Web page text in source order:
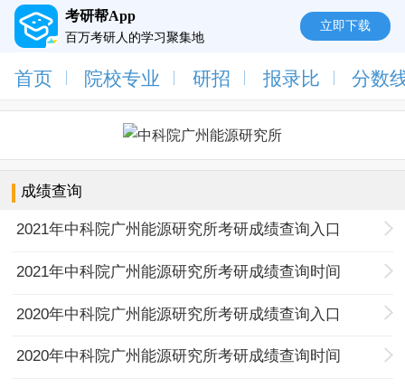
考研帮App
百万考研人的学习聚集地
立即下载
首页 院校专业 研招 报录比 分数
成绩查询
2021年中科院广州能源研究所考研成绩查询入口
2021年中科院广州能源研究所考研成绩查询时间
2020年中科院广州能源研究所考研成绩查询入口
2020年中科院广州能源研究所考研成绩查询时间